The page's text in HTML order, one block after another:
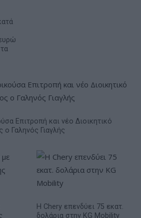
Επιτροπή και νέο Διοικητικό
Γαληνός Γιαγλής
Η Chery επενδύει 75 εκατ.
δολάρια στην KG Mobility